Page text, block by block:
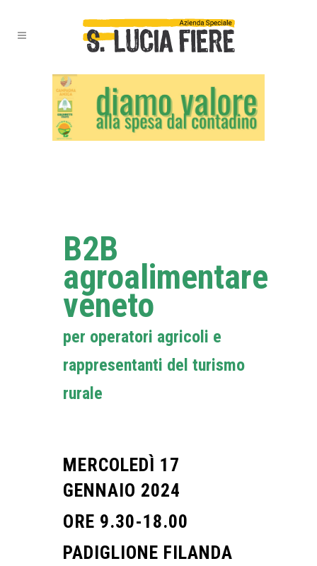
B2B
agroalimentare
veneto
per operatori agricoli e
rappresentanti del turismo
rurale
MERCOLEDÌ 17
GENNAIO 2024
ORE 9.30-18.00
PADIGLIONE FILANDA